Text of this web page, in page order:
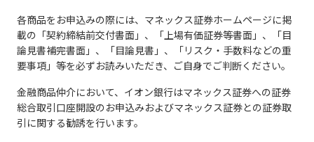
各商品をお申込みの際には、マネックス証券ホームページに掲
載の「契約締結前交付書面」、「上場有価証券等書面」、「目
論見書補完書面」、「目論見書」、「リスク・手数料などの重
要事項」等を必ずお読みいただき、ご自身でご判断ください。
金融商品仲介において、イオン銀行はマネックス証券への証券
総合取引口座開設のお申込みおよびマネックス証券との証券取
引に関する勧誘を行います。